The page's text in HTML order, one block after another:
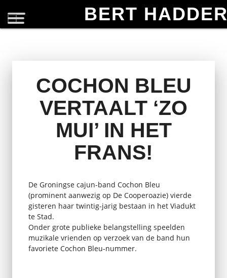
BERT
COCHON BLEU
VERTAALT ‘ZO
MUI’ IN HET
FRANS!
De Groningse cajun-band Cochon Bleu
(prominent aanwezig op De Cooperoazie) vierde
gisteren haar twintig-jarig bestaan in het Viadukt
te Stad.
Onder grote publieke belangstelling speelden
muzikale vrienden op verzoek van de band hun
favoriete Cochon Bleu-nummer.